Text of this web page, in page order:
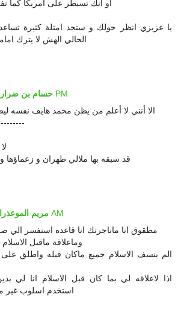
أو أنك تسيطر على أمريكا كما
يا عزيزي انظر حولك و ستجد امثلة كثيرة
الحالي الهش لا يترك
حسام بن ضرار 28/6/08 11:26 PM
الا أنني لا أعلم من يظن محمد هايف نفسه
قد سبقه بها ملالي طهران و زعماؤها
مريم 29/6/08 2:53 AM
مطقوق انا ماناجرتك انا قاعده استفسر الي
وماعلاقة ماقبل الاسلام
الم ينسف الاسلام جميع ماكان قبله واطلق على
اذا لاعلاقه لي بما كان قبل الاسلام انا لي
استخدم اسلوب غير